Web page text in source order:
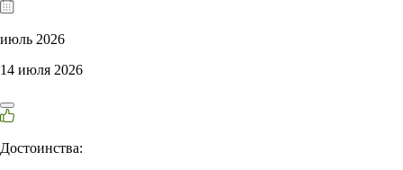
июль 2026
14 июля 2026
Достоинства: